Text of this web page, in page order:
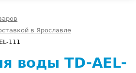
в Ярославле
111
воды TD-AEL-